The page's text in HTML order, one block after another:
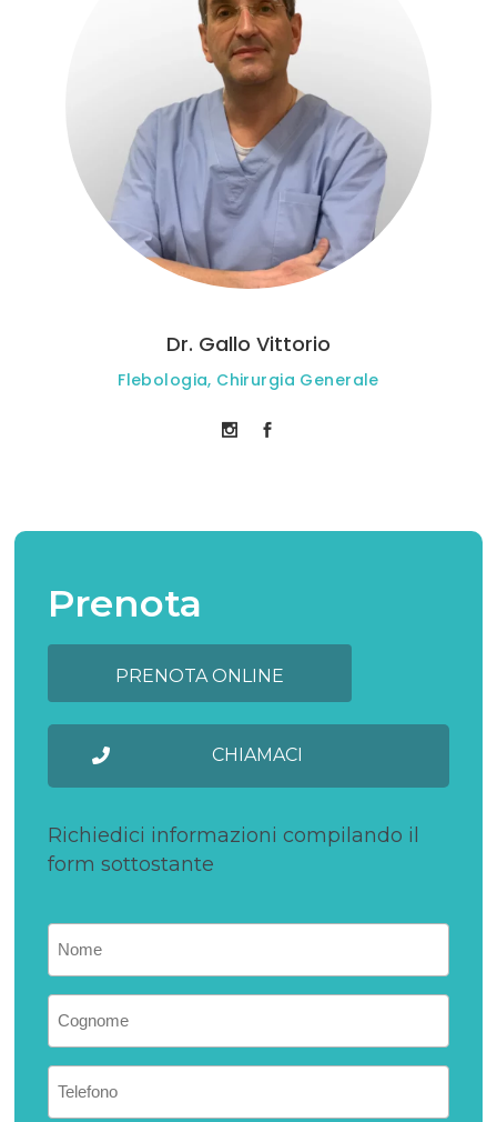
Dr. Gallo Vittorio
Flebologia, Chirurgia Generale
Prenota
CHIAMACI
Richiedici informazioni compilando il
form sottostante